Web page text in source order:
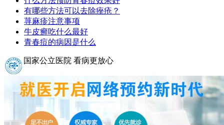
有哪些方法可以去除痤疮？
荨麻疹注意事项
牛皮癣吃什么最好
青春痘的病因是什么
国家公立医院 看病更放心